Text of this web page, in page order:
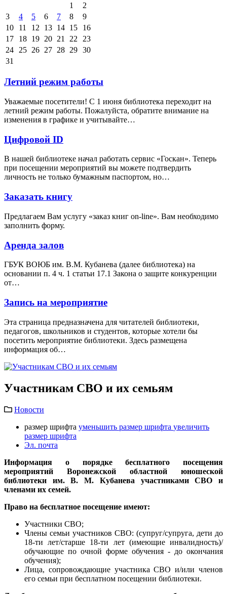
1
2
3
4 5 6 7 8
9
10
11 12 13 14 15
16
17
18 19 20 21 22
23
24
25 26 27 28 29 30
31
Летний режим работы
Уважаемые посетители! С 1 июня библиотека переходит на
летний режим работы. Пожалуйста, обратите внимание на
изменения в графике и учитывайте…
Цифровой ID
В нашей библиотеке начал работать сервис «Госкан». Теперь
при посещении мероприятий вы можете подтвердить
личность не только бумажным паспортом, но…
Заказать книгу
Предлагаем Вам услугу «заказ книг on-line». Вам необходимо
заполнить форму.
Аренда залов
ГБУК ВОЮБ им. В.М. Кубанева (далее библиотека) на
основании п. 4 ч. 1 статьи 17.1 Закона о защите конкуренции
от…
Запись на мероприятие
Эта страница предназначена для читателей библиотеки,
педагогов, школьников и студентов, которые хотели бы
посетить мероприятие библиотеки. Здесь размещена
информация об…
Участникам СВО и их семьям
Новости
размер шрифта уменьшить размер шрифта увеличить
размер шрифта
Эл. почта
Информация о порядке бесплатного посещения
мероприятий Воронежской областной юношеской
библиотеки им. В. М. Кубанева участниками СВО и
членами их семей.
Право на бесплатное посещение имеют:
Участники СВО;
Члены семьи участников СВО: (супруг/супруга, дети до
18-ти лет/старше 18-ти лет (имеющие инвалидность)/
обучающие по очной форме обучения - до окончания
обучения);
Лица, сопровождающие участника СВО и/или членов
его семьи при бесплатном посещении библиотеки.